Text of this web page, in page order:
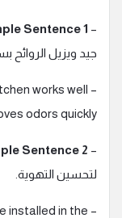
–
Sentence 1:
جيد ويزيل الروائح
–
works well
odors quickly.
–
Sentence 2:
لتحسين التهوية.
–
installed in the